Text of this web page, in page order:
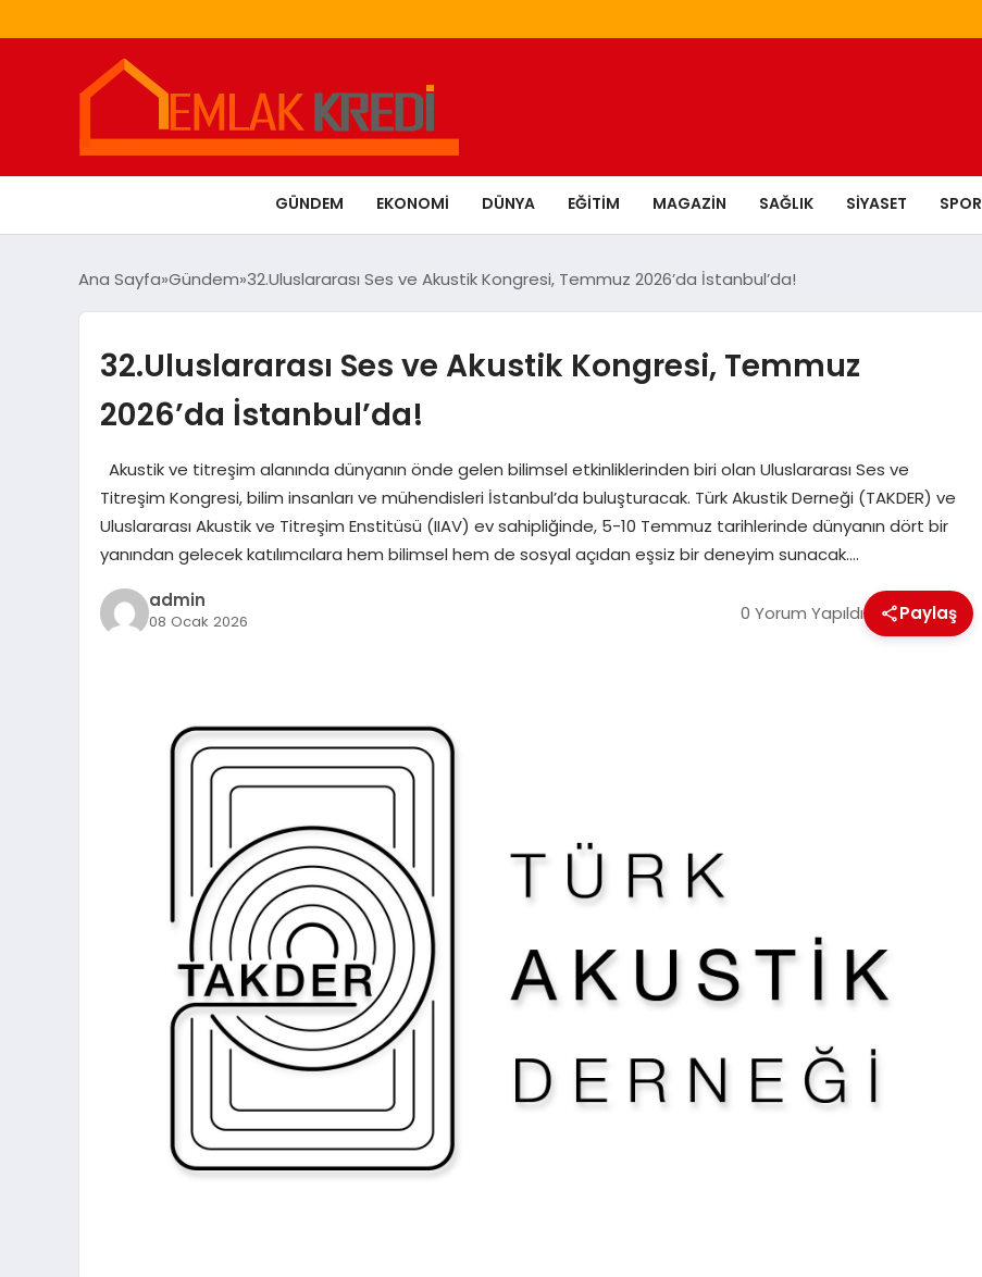
GÜNDEM EKONOMI DÜNYA EĞITIM MAGAZIN SAĞLIK SIYASET SPOR
Ana Sayfa Gündem 32.Uluslararası Ses ve Akustik Kongresi, Temmuz 2026’da İstanbul’da!
32.Uluslararası Ses ve Akustik Kongresi, Temmuz
2026’da İstanbul’da!
Akustik ve titreşim alanında dünyanın önde gelen bilimsel etkinliklerinden biri olan Uluslararası Ses ve
Titreşim Kongresi, bilim insanları ve mühendisleri İstanbul’da buluşturacak. Türk Akustik Derneği (TAKDER) ve
Uluslararası Akustik ve Titreşim Enstitüsü (IIAV) ev sahipliğinde, 5-10 Temmuz tarihlerinde dünyanın dört bir
yanından gelecek katılımcılara hem bilimsel hem de sosyal açıdan eşsiz bir deneyim sunacak….
admin
08 Ocak 2026 0 Yorum Yapıldı Paylaş